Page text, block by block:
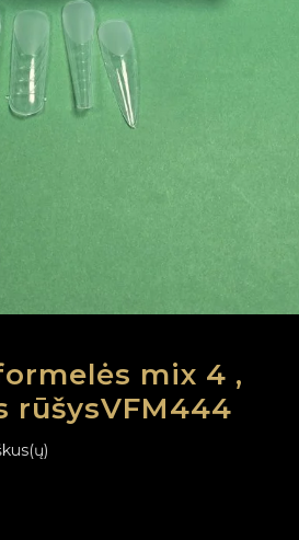
mix 4 ,
rūšysVFM444